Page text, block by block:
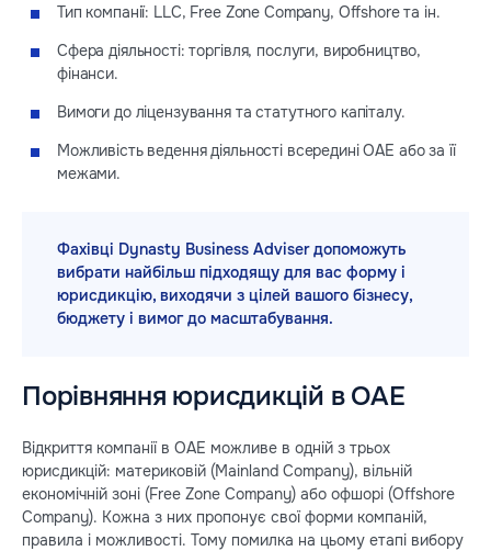
Тип компанії: LLC, Free Zone Company, Offshore та ін.
Сфера діяльності: торгівля, послуги, виробництво,
фінанси.
Вимоги до ліцензування та статутного капіталу.
Можливість ведення діяльності всередині ОАЕ або за її
межами.
Фахівці Dynasty Business Adviser допоможуть
вибрати найбільш підходящу для вас форму і
юрисдикцію, виходячи з цілей вашого бізнесу,
бюджету і вимог до масштабування.
Порівняння юрисдикцій в ОАЕ
Відкриття компанії в ОАЕ можливе в одній з трьох
юрисдикцій: материковій (Mainland Company), вільній
економічній зоні (Free Zone Company) або офшорі (Offshore
Company). Кожна з них пропонує свої форми компаній,
правила і можливості. Тому помилка на цьому етапі вибору